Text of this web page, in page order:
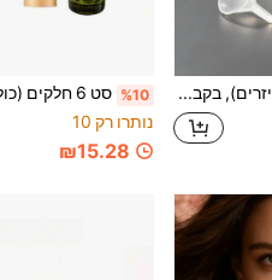
סט 4 חלקים (כולל אביזרים), בקבוק משאבה מסוג לחיצה, בקבוק משאבה ריק, ללק, מסיר איפור, מיסלר, טוניק פנים, 2.03oz/60ml, מתאים לחלוקת נוזלים שונים. בקבוק משאבה קוסמטי ניתן למילוי, %10
נותרו רק 10
₪15.28